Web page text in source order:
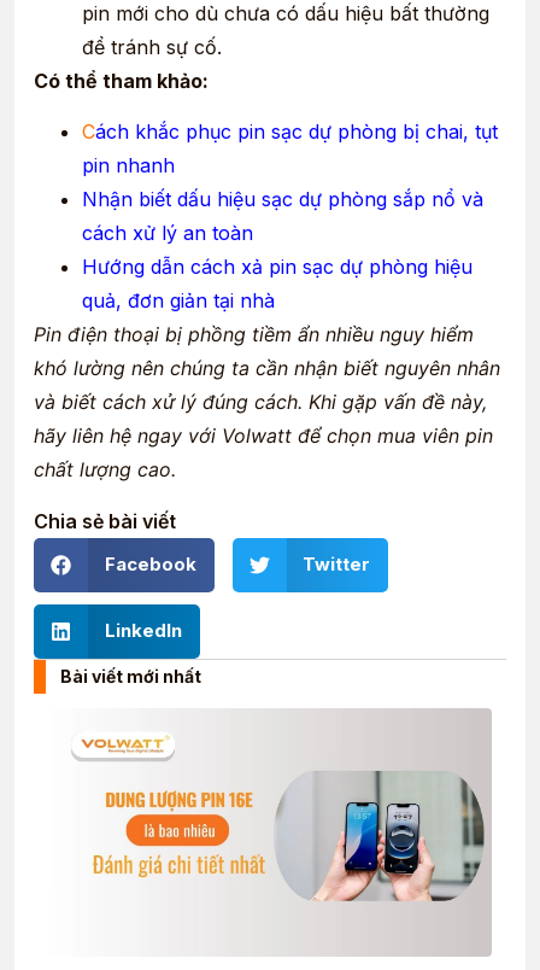
pin mới cho dù chưa có dấu hiệu bất thường
để tránh sự cố.
Có thể tham khảo:
Cách khắc phục pin sạc dự phòng bị chai, tụt
pin nhanh
Nhận biết dấu hiệu sạc dự phòng sắp nổ và
cách xử lý an toàn
Hướng dẫn cách xả pin sạc dự phòng hiệu
quả, đơn giản tại nhà
Pin điện thoại bị phồng tiềm ẩn nhiều nguy hiểm
khó lường nên chúng ta cần nhận biết nguyên nhân
và biết cách xử lý đúng cách. Khi gặp vấn đề này,
hãy liên hệ ngay với Volwatt để chọn mua viên pin
chất lượng cao.
Chia sẻ bài viết
Facebook Twitter
LinkedIn
Bài viết mới nhất